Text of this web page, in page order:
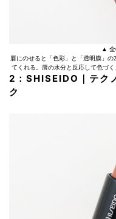
▲ 全
唇にのせると「色彩」と「透明膜」
てくれる。唇の水分と反応して色づ
2：SHISEIDO｜テク
ク